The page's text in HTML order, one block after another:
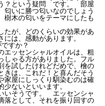
？という疑問 です。 部屋
匂いに勝つ匂いなのでしょう
木の匂いをテーマにしたも
たが、どのくらいの効果があ
は、感動があります。
すか？
エッセンシャルオイルは、粗
しゃる方がありました。フル
を試したけれどだめで、檜の
きは、これだ！と喜んだそう
屋にしっくり馴染むのは確
ないといいます。
いそうです。 エッセンシャ
落として、それを振り回すの